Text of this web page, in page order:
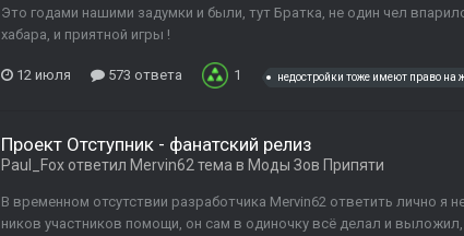
Это годами нашими задумки и были, тут Братка, не один чел
хабара, и приятной игры !
12 июля 573 ответа 1 недостройки тоже имеют право на
Проект Отступник - фанатский релиз
Paul_Fox ответил Mervin62 тема в Моды Зов Припяти
В временном отсутствии разработчика Mervin62 ответить лично я
ников участников помощи, он сам в одиночку всё делал и